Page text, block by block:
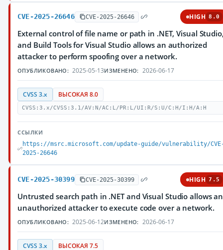
CVE-2025-26646 CVE-2025-26646 HIGH 8.0
External control of file name or path in .NET, Visual
and Build Tools for Visual Studio allows an authorized
attacker to perform spoofing over a network.
ОПУБЛИКОВАНО: 2025-05-13ИЗМЕНЕНО: 2026-06-17
CVSS 3.x ВЫСОКАЯ 8.0
CVSS:3.x/CVSS:3.1/AV:N/AC:L/PR:L/UI:R/S:U/C:H/I:H/A:H
ССЫЛКИ
https://msrc.microsoft.com/update-guide/vulnerability/
2025-26646
CVE-2025-30399 CVE-2025-30399 HIGH 7.5
Untrusted search path in .NET and Visual Studio allows an
unauthorized attacker to execute code over a network.
ОПУБЛИКОВАНО: 2025-06-12ИЗМЕНЕНО: 2026-06-17
CVSS 3.x ВЫСОКАЯ 7.5